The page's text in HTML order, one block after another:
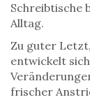
Schreibtische
Alltag.
Zu guter
entwickelt
frischer